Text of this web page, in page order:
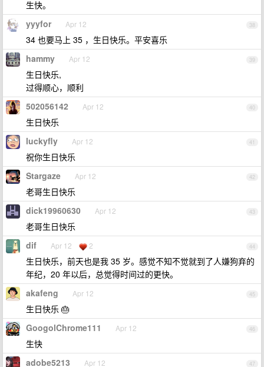
生快。
38
yyyfor Apr 12
34 也要马上 35 ，生日快乐。平安喜乐
39
hammy Apr 12
生日快乐,
过得顺心，顺利
40
502056142 Apr 12
生日快乐
41
luckyfly Apr 12
祝你生日快乐
42
Stargaze Apr 12
老哥生日快乐
43
dick19960630 Apr 12
老哥生日快乐
44
dif Apr 12 2
生日快乐，前天也是我 35 岁。感觉不知不觉就到了人嫌狗弃的
年纪，20 年以后，总觉得时间过的更快。
45
akafeng Apr 12
生日快乐 🎂
46
GoogolChrome111 Apr 12
生快
47
adobe5213 Apr 12